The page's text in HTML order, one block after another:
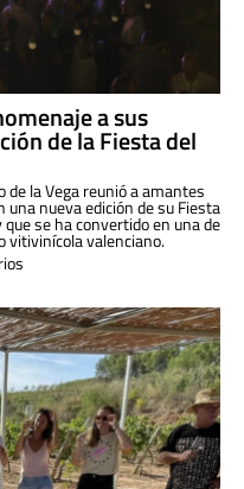
a sus
de la Fiesta del
de la Vega reunió a amantes
nueva edición de su Fiesta
que se ha convertido en una de
vitivinícola valenciano.